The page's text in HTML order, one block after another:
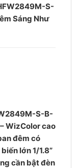
S-
Sáng Như
S-B-
WizColor cao
đêm có
lớn 1/1.8”
cần bật đèn